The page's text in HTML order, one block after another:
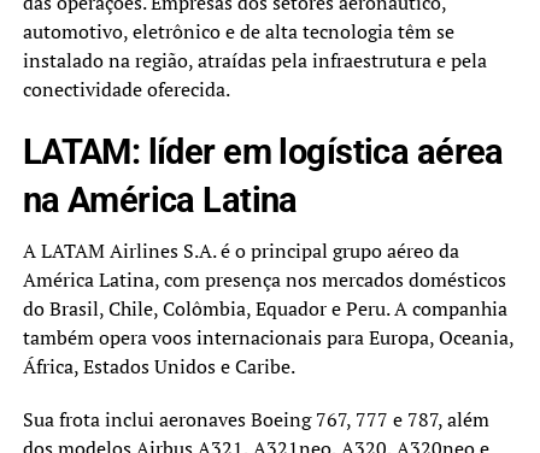
automotivo, eletrônico e de alta tecnologia têm se
instalado na região, atraídas pela infraestrutura e pela
conectividade oferecida.
LATAM: líder em logística aérea
na América Latina
A LATAM Airlines S.A. é o principal grupo aéreo da
América Latina, com presença nos mercados domésticos
do Brasil, Chile, Colômbia, Equador e Peru. A companhia
também opera voos internacionais para Europa, Oceania,
África, Estados Unidos e Caribe.
Sua frota inclui aeronaves Boeing 767, 777 e 787, além